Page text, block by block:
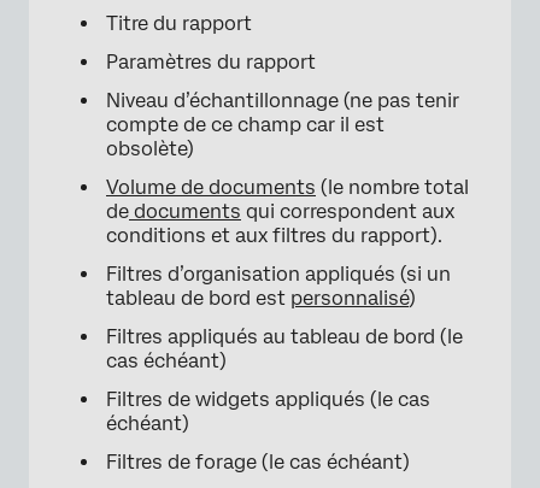
Titre du rapport
Paramètres du rapport
Niveau d’échantillonnage (ne pas tenir
compte de ce champ car il est
obsolète)
Volume de documents (le nombre total
de documents qui correspondent aux
conditions et aux filtres du rapport).
Filtres d’organisation appliqués (si un
tableau de bord est personnalisé)
Filtres appliqués au tableau de bord (le
cas échéant)
Filtres de widgets appliqués (le cas
échéant)
Filtres de forage (le cas échéant)